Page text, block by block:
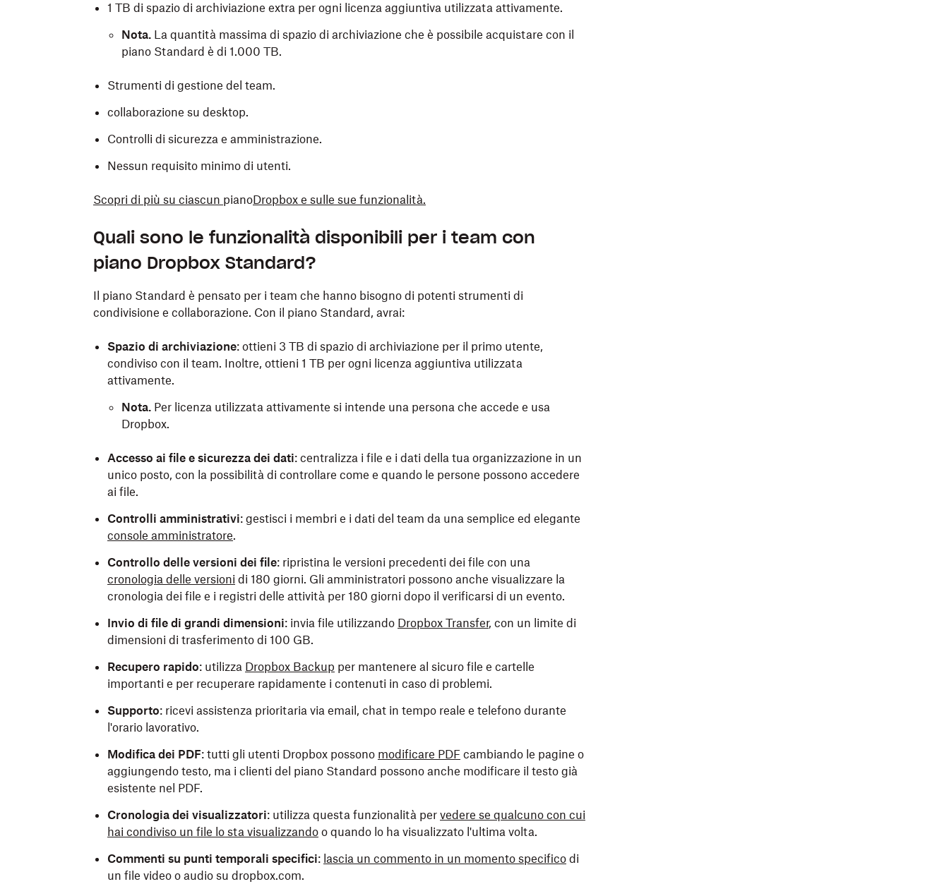
1 TB di spazio di archiviazione extra per ogni licenza aggiuntiva utilizzata attivamente.
Nota. La quantità massima di spazio di archiviazione che è possibile acquistare con il
piano Standard è di 1.000 TB.
Strumenti di gestione del team.
collaborazione su desktop.
Controlli di sicurezza e amministrazione.
Nessun requisito minimo di utenti.
Scopri di più su ciascun pianoDropbox e sulle sue funzionalità.
Quali sono le funzionalità disponibili per i team con
piano Dropbox Standard?
Il piano Standard è pensato per i team che hanno bisogno di potenti strumenti di
condivisione e collaborazione. Con il piano Standard, avrai:
Spazio di archiviazione: ottieni 3 TB di spazio di archiviazione per il primo utente,
condiviso con il team. Inoltre, ottieni 1 TB per ogni licenza aggiuntiva utilizzata
attivamente.
Nota. Per licenza utilizzata attivamente si intende una persona che accede e usa
Dropbox.
Accesso ai file e sicurezza dei dati: centralizza i file e i dati della tua organizzazione in un
unico posto, con la possibilità di controllare come e quando le persone possono accedere
ai file.
Controlli amministrativi: gestisci i membri e i dati del team da una semplice ed elegante
console amministratore.
Controllo delle versioni dei file: ripristina le versioni precedenti dei file con una
cronologia delle versioni di 180 giorni. Gli amministratori possono anche visualizzare la
cronologia dei file e i registri delle attività per 180 giorni dopo il verificarsi di un evento.
Invio di file di grandi dimensioni: invia file utilizzando Dropbox Transfer, con un limite di
dimensioni di trasferimento di 100 GB.
Recupero rapido: utilizza Dropbox Backup per mantenere al sicuro file e cartelle
importanti e per recuperare rapidamente i contenuti in caso di problemi.
Supporto: ricevi assistenza prioritaria via email, chat in tempo reale e telefono durante
l'orario lavorativo.
Modifica dei PDF: tutti gli utenti Dropbox possono modificare PDF cambiando le pagine o
aggiungendo testo, ma i clienti del piano Standard possono anche modificare il testo già
esistente nel PDF.
Cronologia dei visualizzatori: utilizza questa funzionalità per vedere se qualcuno con cui
hai condiviso un file lo sta visualizzando o quando lo ha visualizzato l'ultima volta.
Commenti su punti temporali specifici: lascia un commento in un momento specifico di
un file video o audio su dropbox.com.